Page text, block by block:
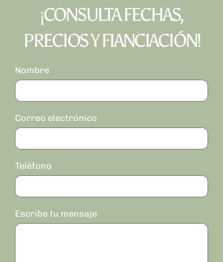
¡CONSULTA FECHAS,
PRECIOS Y FIANCIACIÓN!
Nombre
Correo electrónico
Teléfono
Escribe tu mensaje